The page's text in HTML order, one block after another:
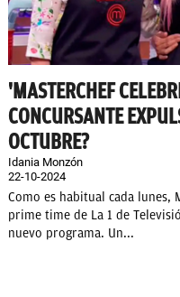
'MASTERCHEF
CONCURSANTE
OCTUBRE?
Idania Monzón
22-10-2024
Como es habitual cada lunes,
prime time de La 1 de
nuevo programa. Un...